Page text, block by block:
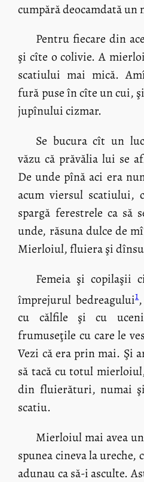
cumpără deocamdată
Pentru fiecare din
şi cîte o colivie. A
scatiului mai mică.
fură puse în cîte un cui,
jupînului cizmar.
Se bucura cît un
văzu că prăvălia lui se
De unde pînă aci era
acum viersul scatiului,
spargă ferestrele ca să
unde, răsuna dulce de
Mierloiul, fluiera şi
Femeia şi copilaşii
împrejurul bedreagului1
cu călfile şi cu
frumuseţile cu care le
Vezi că era prin mai. Şi
să tacă cu totul
din fluierături, numai
scatiu.
Mierloiul mai avea
spunea cineva la ureche,
adunau ca să-i asculte.